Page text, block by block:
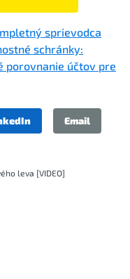
sprievodca
schránky:
porovnanie účtov pre
Email
leva [VIDEO]